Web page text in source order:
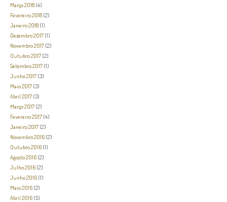
Março 2018 (4)
Fevereiro 2018 (2)
Janeiro 2018 (1)
Dezembro 2017 (1)
Novembro 2017 (2)
Outubro 2017 (2)
Setembro 2017 (1)
Junho 2017 (3)
Maio 2017 (3)
Abril 2017 (3)
Março 2017 (2)
Fevereiro 2017 (4)
Janeiro 2017 (2)
Novembro 2016 (2)
Outubro 2016 (1)
Agosto 2016 (2)
Julho 2016 (2)
Junho 2016 (1)
Maio 2016 (2)
Abril 2016 (5)